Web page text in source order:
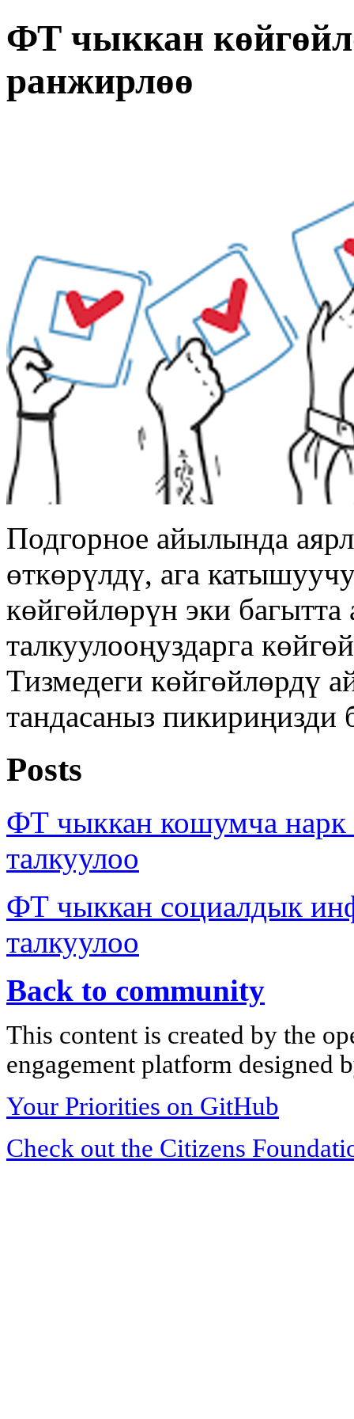
ФТ чыккан
ранжирлөө
Подгорное айылында
өткөрүлдү, ага
көйгөйлөрүн эки
талкуулооңуздарга
Тизмедеги көйгөйлөрдү
тандасаныз пикириңизди
Posts
ФТ чыккан кошумча
талкуулоо
ФТ чыккан социалдык
талкуулоо
Back to community
This content is created by the
engagement platform designed
Your Priorities on GitHub
Check out the Citizens